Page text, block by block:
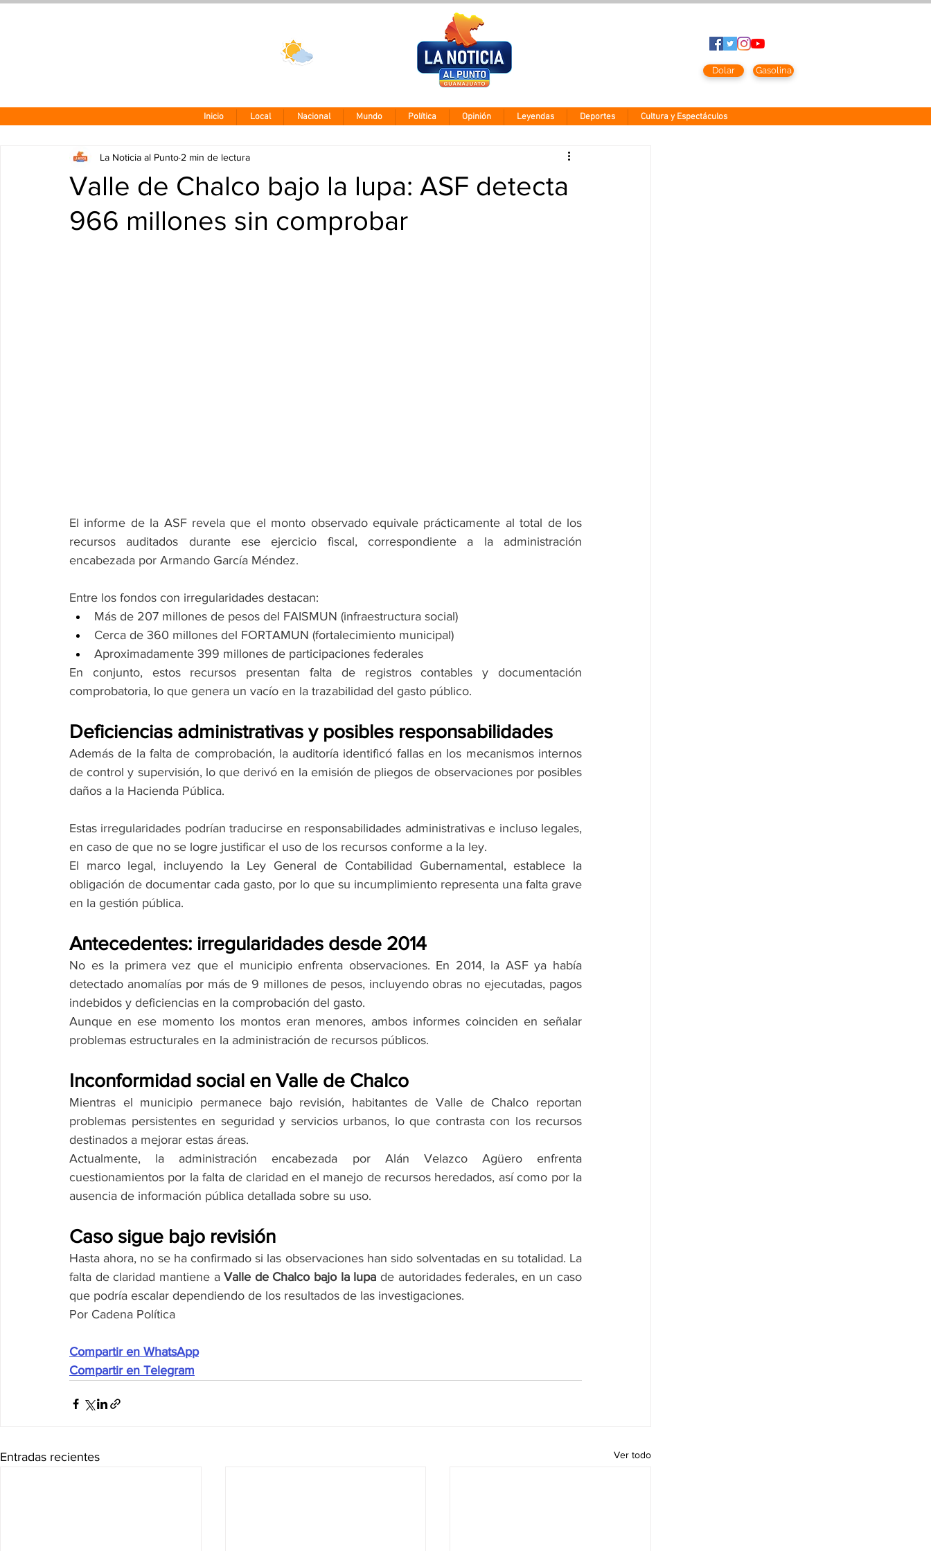
Dolar Gasolina
Inicio Local Nacional Mundo Política Opinión Leyendas Deportes Cultura y Espectáculos
Valle de Chalco bajo la lupa: ASF detecta
966 millones sin comprobar
La Noticia al Punto 2 min de lectura
El informe de la ASF revela que el monto observado equivale prácticamente al total de los
recursos auditados durante ese ejercicio fiscal, correspondiente a la administración
encabezada por Armando García Méndez.
Entre los fondos con irregularidades destacan:
Más de 207 millones de pesos del FAISMUN (infraestructura social)
Cerca de 360 millones del FORTAMUN (fortalecimiento municipal)
Aproximadamente 399 millones de participaciones federales
En conjunto, estos recursos presentan falta de registros contables y documentación
comprobatoria, lo que genera un vacío en la trazabilidad del gasto público.
Deficiencias administrativas y posibles responsabilidades
Además de la falta de comprobación, la auditoría identificó fallas en los mecanismos internos
de control y supervisión, lo que derivó en la emisión de pliegos de observaciones por posibles
daños a la Hacienda Pública.
Estas irregularidades podrían traducirse en responsabilidades administrativas e incluso legales,
en caso de que no se logre justificar el uso de los recursos conforme a la ley.
El marco legal, incluyendo la Ley General de Contabilidad Gubernamental, establece la
obligación de documentar cada gasto, por lo que su incumplimiento representa una falta grave
en la gestión pública.
Antecedentes: irregularidades desde 2014
No es la primera vez que el municipio enfrenta observaciones. En 2014, la ASF ya había
detectado anomalías por más de 9 millones de pesos, incluyendo obras no ejecutadas, pagos
indebidos y deficiencias en la comprobación del gasto.
Aunque en ese momento los montos eran menores, ambos informes coinciden en señalar
problemas estructurales en la administración de recursos públicos.
Inconformidad social en Valle de Chalco
Mientras el municipio permanece bajo revisión, habitantes de Valle de Chalco reportan
problemas persistentes en seguridad y servicios urbanos, lo que contrasta con los recursos
destinados a mejorar estas áreas.
Actualmente, la administración encabezada por Alán Velazco Agüero enfrenta
cuestionamientos por la falta de claridad en el manejo de recursos heredados, así como por la
ausencia de información pública detallada sobre su uso.
Caso sigue bajo revisión
Hasta ahora, no se ha confirmado si las observaciones han sido solventadas en su totalidad. La
falta de claridad mantiene a Valle de Chalco bajo la lupa de autoridades federales, en un caso
que podría escalar dependiendo de los resultados de las investigaciones.
Por Cadena Política
Compartir en WhatsApp
Compartir en Telegram
Entradas recientes Ver todo